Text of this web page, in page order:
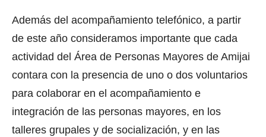
Además del acompañamiento telefónico, a partir
de este año consideramos importante que cada
actividad del Área de Personas Mayores de Amijai
contara con la presencia de uno o dos voluntarios
para colaborar en el acompañamiento e
integración de las personas mayores, en los
talleres grupales y de socialización, y en las